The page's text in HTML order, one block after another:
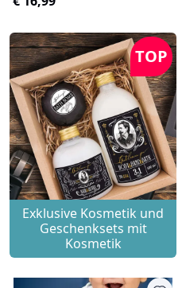
TOP
Exklusive Kosmetik und
Geschenksets mit
Kosmetik